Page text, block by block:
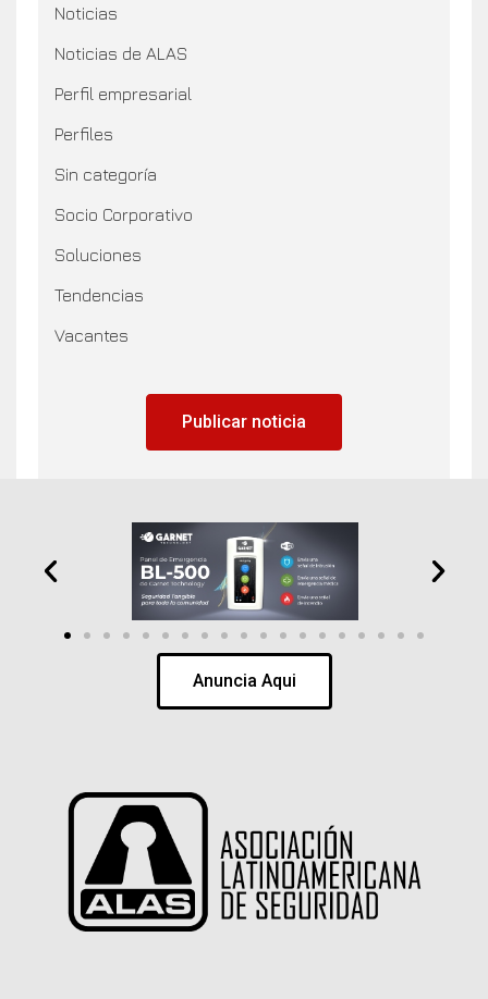
Noticias
Noticias de ALAS
Perfil empresarial
Perfiles
Sin categoría
Socio Corporativo
Soluciones
Tendencias
Vacantes
Publicar noticia
Anuncia Aqui